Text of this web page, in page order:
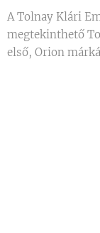
A Tolnay Klári
megtekinthető
első, Orion